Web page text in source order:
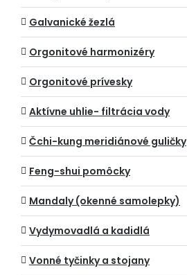
Galvanické žezlá
Orgonitové harmonizéry
Orgonitové prívesky
Aktívne uhlie- filtrácia vody
Čchi-kung meridiánové guličky
Feng-shui pomôcky
Mandaly (okenné samolepky)
Vydymovadlá a kadidlá
Vonné tyčinky a stojany